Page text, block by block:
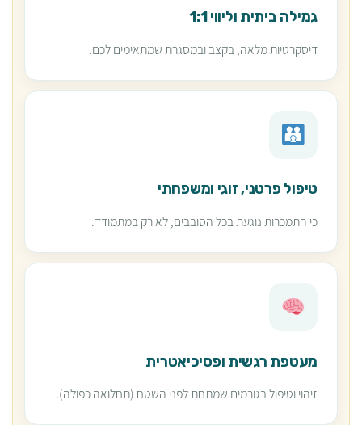
גמילה ביתית וליווי 1:1
דיסקרטיות מלאה, בקצב ובמסגרת שמתאימים לכם.
טיפול פרטני, זוגי ומשפחתי
כי התמכרות נוגעת בכל הסובבים, לא רק במתמודד.
מעטפת רגשית ופסיכיאטרית
זיהוי וטיפול בגורמים שמתחת לפני השטח (תחלואה כפולה).